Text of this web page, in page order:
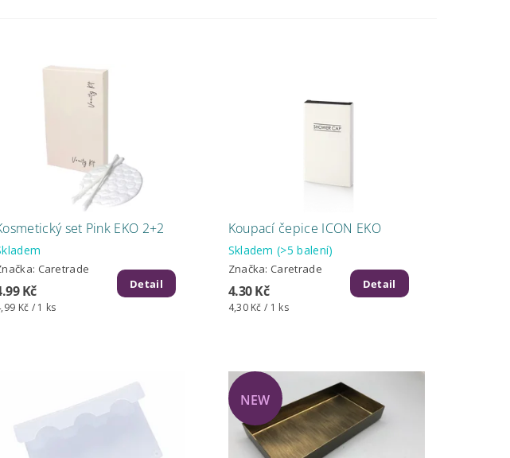
set Pink EKO 2+2
Caretrade
Kč
Kč / 1 ks
Detail
Koupací čepice ICON EKO
Skladem(>5 balení)
Značka: Caretrade
4.30 Kč
4,30 Kč / 1 ks
Detail
NEW